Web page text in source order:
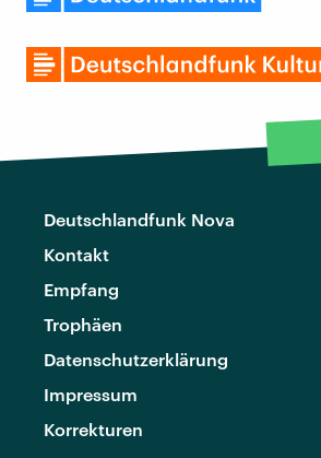
Deutschlandfunk Nova
Kontakt
Empfang
Trophäen
Datenschutzerklärung
Impressum
Korrekturen